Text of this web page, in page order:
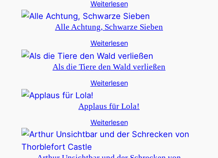
Weiterlesen
Alle Achtung, Schwarze Sieben
Weiterlesen
Als die Tiere den Wald verließen
Weiterlesen
Applaus für Lola!
Weiterlesen